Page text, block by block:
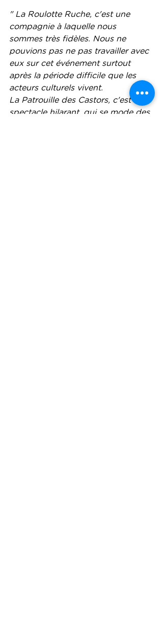
" La Roulotte Ruche, c'est une
compagnie à laquelle nous
sommes très fidèles. Nous ne
pouvions pas ne pas travailler avec
eux sur cet événement surtout
après la période difficile que les
acteurs culturels vivent.
La Patrouille des Castors, c'est un
spectacle hilarant, qui se mode des